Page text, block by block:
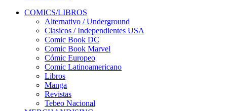
COMICS/LIBROS
Alternativo / Underground
Clasicos / Independientes USA
Comic Book DC
Comic Book Marvel
Cómic Europeo
Comic Latinoamericano
Libros
Manga
Revistas
Tebeo Nacional